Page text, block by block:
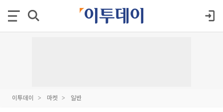
이투데이 마켓 일반